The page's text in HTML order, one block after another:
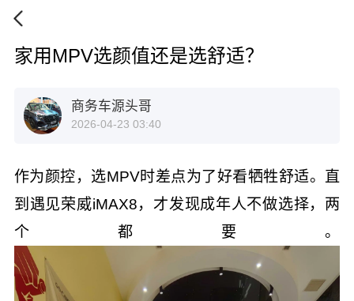
家用MPV选颜值还是选舒适？
商务车源头哥
2026-04-23 03:40
作为颜控，选MPV时差点为了好看牺牲舒适。直
到遇见荣威iMAX8，才发现成年人不做选择，两
个都要。